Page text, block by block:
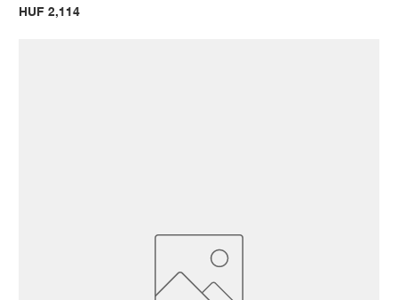
Price
HUF 2,114